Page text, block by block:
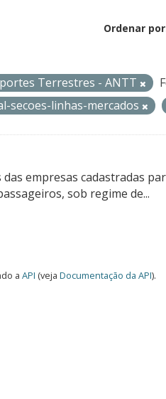
Ordenar por
Terrestres - ANTT
secoes-linhas-mercados
empresas cadastradas
sob regime de...
a API (veja Documentação da API).